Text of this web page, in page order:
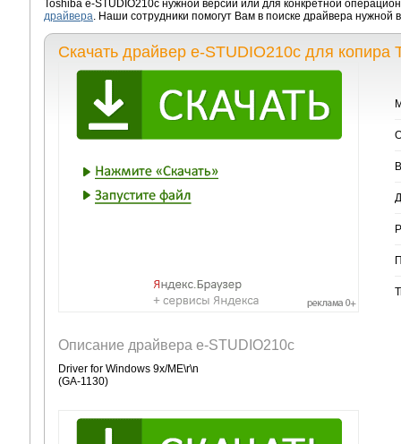
Toshiba e-STUDIO210c нужной версии или для конкретной
драйвера. Наши сотрудники помогут Вам в поиске драйвера
Скачать драйвер e-STUDIO210c для копира
Описание драйвера e-STUDIO210c
Driver for Windows 9x/ME\r\n
(GA-1130)